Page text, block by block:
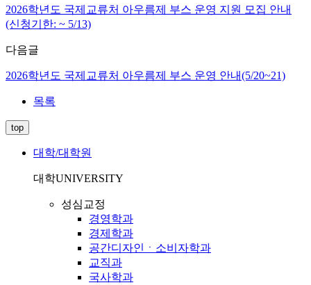
2026학년도 국제교류처 아우름제 부스 운영 지원 모집 안내
(신청기한: ~ 5/13)
다음글
2026학년도 국제교류처 아우름제 부스 운영 안내(5/20~21)
목록
top
대학/대학원
대학UNIVERSITY
성심교정
경영학과
경제학과
공간디자인ㆍ소비자학과
교직과
국사학과